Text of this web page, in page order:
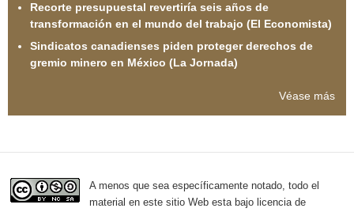
Recorte presupuestal revertiría seis años de
transformación en el mundo del trabajo (El Economista)
Sindicatos canadienses piden proteger derechos de
gremio minero en México (La Jornada)
Véase más
A menos que sea específicamente notado, todo el
material en este sitio Web esta bajo licencia de